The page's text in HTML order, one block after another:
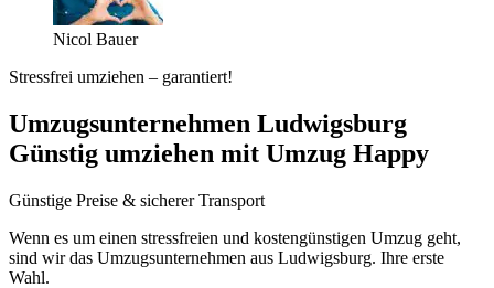
Nicol Bauer
Stressfrei umziehen – garantiert!
Umzugsunternehmen Ludwigsburg
Günstig umziehen mit Umzug Happy
Günstige Preise & sicherer Transport
Wenn es um einen stressfreien und kostengünstigen Umzug geht,
sind wir das Umzugsunternehmen aus Ludwigsburg. Ihre erste
Wahl.